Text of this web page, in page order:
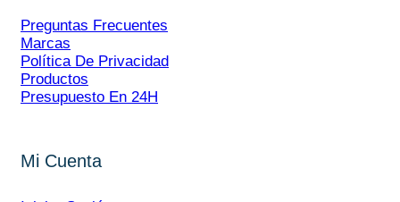
Preguntas Frecuentes
Marcas
Política De Privacidad
Productos
Presupuesto En 24H
Mi Cuenta